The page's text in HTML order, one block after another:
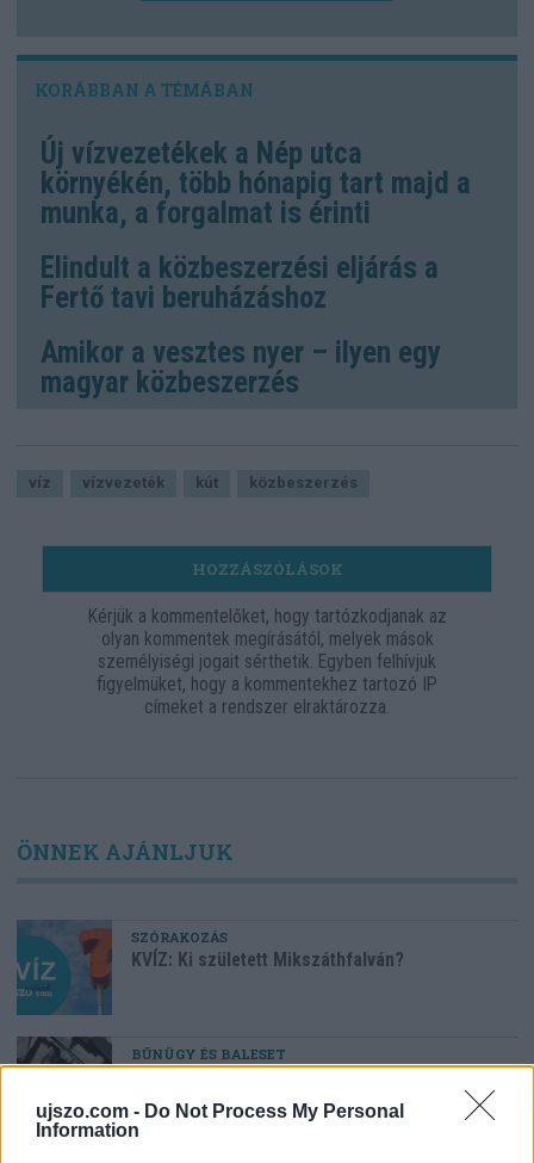
ujszo.com - Do Not Process My Personal
Information
Új vízvezetékek a Nép utca
környékén, több hónapig tart majd a
munka, a forgalmat is érinti
Elindult a közbeszerzési eljárás a
Fertő tavi beruházáshoz
Amikor a vesztes nyer – ilyen egy
magyar közbeszerzés
víz vízvezeték kút közbeszerzés
HOZZÁSZÓLÁSOK
Kérjük a kommentelőket, hogy tartózkodjanak az
olyan kommentek megírásától, melyek mások
személyiségi jogait sérthetik. Egyben felhívjuk
figyelmüket, hogy a kommentekhez tartozó IP
címeket a rendszer elraktározza.
ÖNNEK AJÁNLJUK
SZÓRAKOZÁS
KVÍZ: Ki született Mikszáthfalván?
BŰNÜGY ÉS BALESET